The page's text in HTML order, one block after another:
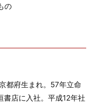
の
府生まれ。57年立命
店に入社。平成12年社